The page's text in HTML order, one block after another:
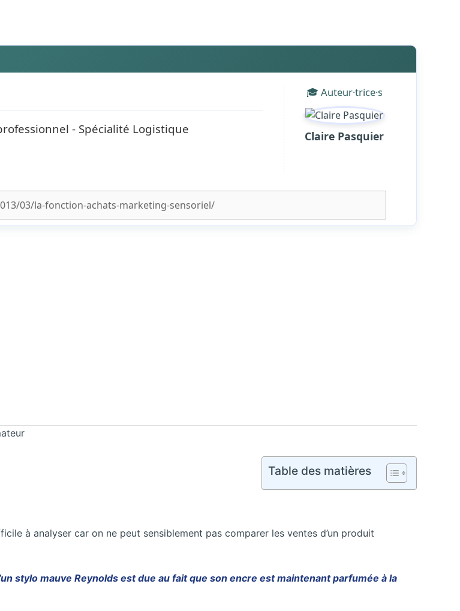
- Spécialité Logistique
🎓 Auteur·trice·s
Claire Pasquier
Table des matières
à analyser car on ne peut sensiblement pas comparer les ventes d’un produit
stylo mauve Reynolds est due au fait que son encre est maintenant parfumée à la